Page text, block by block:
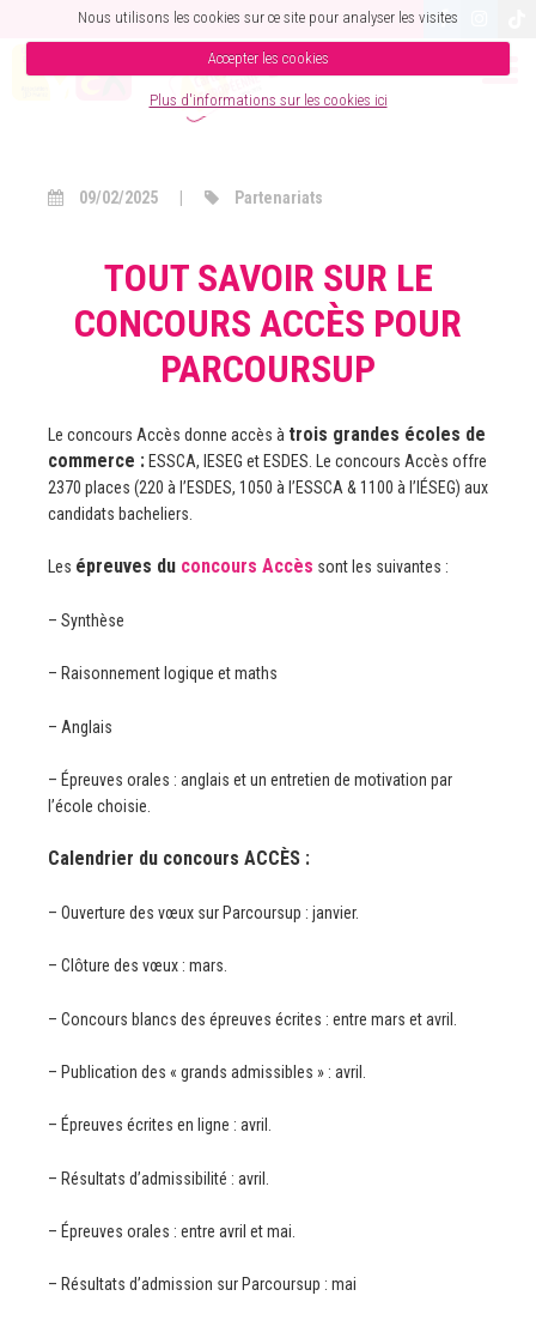
Nous utilisons les cookies sur ce site pour analyser les visites
Accepter les cookies
Plus d'informations sur les cookies ici
CONCOURS ACCÈS POUR PARCOURSUP
09/02/2025 Partenariats
TOUT SAVOIR SUR LE
CONCOURS ACCÈS POUR
PARCOURSUP
Le concours Accès donne accès à trois grandes écoles de
commerce : ESSCA, IESEG et ESDES. Le concours Accès offre
2370 places (220 à l’ESDES, 1050 à l’ESSCA & 1100 à l’IÉSEG) aux
candidats bacheliers.
Les épreuves du concours Accès sont les suivantes :
– Synthèse
– Raisonnement logique et maths
– Anglais
– Épreuves orales : anglais et un entretien de motivation par
l’école choisie.
Calendrier du concours ACCÈS :
– Ouverture des vœux sur Parcoursup : janvier.
– Clôture des vœux : mars.
– Concours blancs des épreuves écrites : entre mars et avril.
– Publication des « grands admissibles » : avril.
– Épreuves écrites en ligne : avril.
– Résultats d’admissibilité : avril.
– Épreuves orales : entre avril et mai.
– Résultats d’admission sur Parcoursup : mai